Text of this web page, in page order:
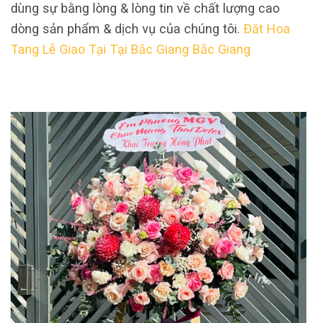
dùng sự bằng lòng & lòng tin về chất lượng cao
dòng sản phẩm & dịch vụ của chúng tôi. Đăt Hoa
Tang Lễ Giao Tại Tại Bắc Giang Bắc Giang